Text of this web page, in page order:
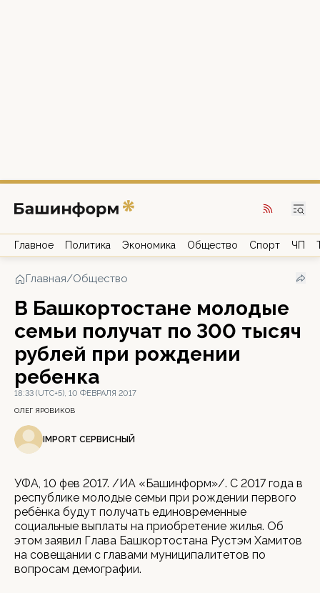
Главное Политика Экономика Общество Спорт ЧП
Главная/Общество
В Башкортостане молодые
семьи получат по 300 тысяч
рублей при рождении
ребенка
18:33 (UTC+5), 10 ФЕВРАЛЯ 2017
ОЛЕГ ЯРОВИКОВ
IMPORT СЕРВИСНЫЙ
УФА, 10 фев 2017. /ИА «Башинформ»/. С 2017 года в
республике молодые семьи при рождении первого
ребёнка будут получать единовременные
социальные выплаты на приобретение жилья. Об
этом заявил Глава Башкортостана Рустэм Хамитов
на совещании с главами муниципалитетов по
вопросам демографии.